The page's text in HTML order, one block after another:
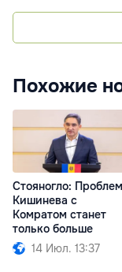
Похожие
Стояногло:
Кишинева с
Комратом станет
только больше
14 Июл. 13:37